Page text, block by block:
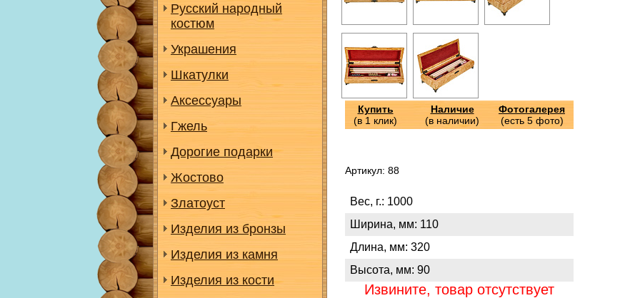
Русский народный
костюм
Украшения
Шкатулки
Аксессуары
Гжель
Дорогие подарки
Жостово
Златоуст
Изделия из бронзы
Изделия из камня
Изделия из кости
Купить
(в 1 клик)
Наличие
(в наличии)
Фотогалерея
(есть 5 фото)
Артикул: 88
Вес, г.: 1000
Ширина, мм: 110
Длина, мм: 320
Высота, мм: 90
Извините, товар отсутствует